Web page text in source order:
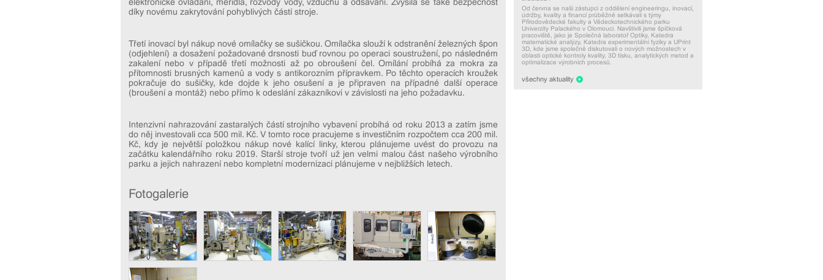
díky novému zakrytování pohyblivých částí stroje.
Třetí inovací byl nákup nové omílačky se sušičkou. Omílačka slouží k odstranění železných špon
(odjehlení) a dosažení požadované drsnosti buď rovnou po operaci soustružení, po následném
zakalení nebo v případě třetí možnosti až po obroušení čel. Omílání probíhá za mokra za
přítomnosti brusných kamenů a vody s antikorozním přípravkem. Po těchto operacích kroužek
pokračuje do sušičky, kde dojde k jeho osušení a je připraven na případné další operace
(broušení a montáž) nebo přímo k odeslání zákazníkovi v závislosti na jeho požadavku.
Intenzivní nahrazování zastaralých částí strojního vybavení probíhá od roku 2013 a zatím jsme
do něj investovali cca 500 mil. Kč. V tomto roce pracujeme s investičním rozpočtem cca 200 mil.
Kč, kdy je největší položkou nákup nové kalící linky, kterou plánujeme uvést do provozu na
začátku kalendářního roku 2019. Starší stroje tvoří už jen velmi malou část našeho výrobního
parku a jejich nahrazení nebo kompletní modernizaci plánujeme v nejbližších letech.
Fotogalerie
Od června se naši zástupci z oddělení engineeringu, inovací,
údržby, kvality a financí průběžně setkávali s týmy
Přírodovědecké fakulty a Vědeckotechnického parku
Univerzity Palackého v Olomouci. Navštívili jsme špičková
pracoviště, jako je Společná laboratoř Optiky, Katedra
matematické analýzy, Katedra experimentální fyziky a UPrint
3D, kde jsme společně diskutovali o nových možnostech v
oblasti optické kontroly kvality, 3D tisku, analytických metod a
optimalizace výrobních procesů.
všechny aktuality